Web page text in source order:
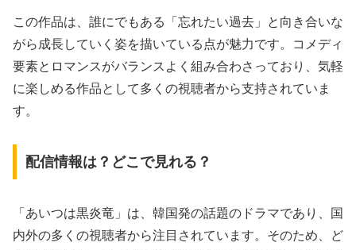
この作品は、誰にでもある「忘れたい過去」と向き合いな
がら成長していく姿を描いている点が魅力です。コメディ
要素とロマンスがバランスよく組み合わさっており、気軽
に楽しめる作品として多くの視聴者から支持されていま
す。
配信情報は？どこで見れる？
「あいつは黒炎竜」は、韓国発の話題のドラマであり、国
内外の多くの視聴者から注目されています。そのため、ど